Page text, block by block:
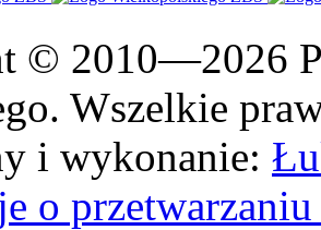
© 2010—2026
Wszelkie
i wykonanie:
o